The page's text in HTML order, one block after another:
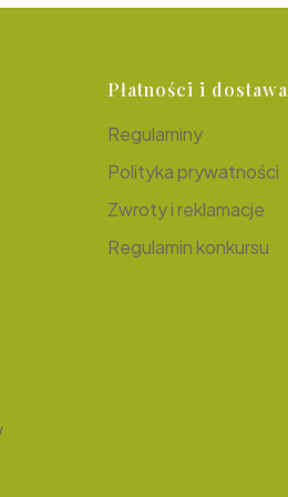
Płatności i dostawa
Regulaminy
Polityka prywatności
Zwroty i reklamacje
Regulamin konkursu